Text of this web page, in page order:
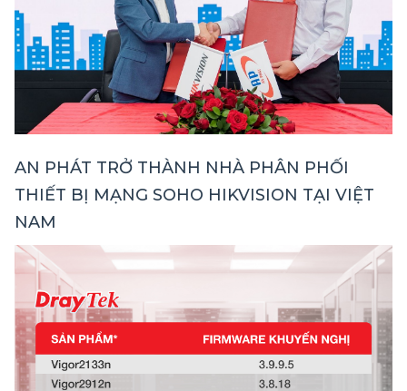
AN PHÁT TRỞ THÀNH NHÀ PHÂN PHỐI
THIẾT BỊ MẠNG SOHO HIKVISION TẠI VIỆT
NAM